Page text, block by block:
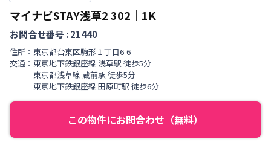
マイナビSTAY浅草2302 ｜ 1K
お問合せ番号 :21440
住所： 東京都台東区駒形 １丁目6-6
交通： 東京地下鉄銀座線 浅草駅 徒歩5分
東京都浅草線 蔵前駅 徒歩5分
東京地下鉄銀座線 田原町駅 徒歩6分
この物件にお問合わせ（無料）